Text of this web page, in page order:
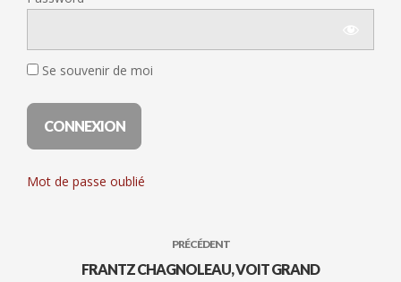
Se souvenir de moi
Mot de passe oublié
PRÉCÉDENT
FRANTZ CHAGNOLEAU, VOIT GRAND